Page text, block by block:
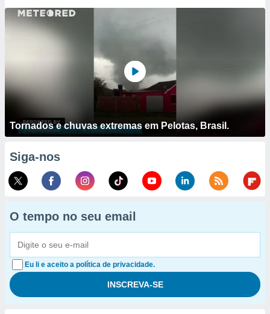
Tornados e chuvas extremas em Pelotas, Brasil.
Siga-nos
O tempo no seu email
Eu li e aceito a política de privacidade.